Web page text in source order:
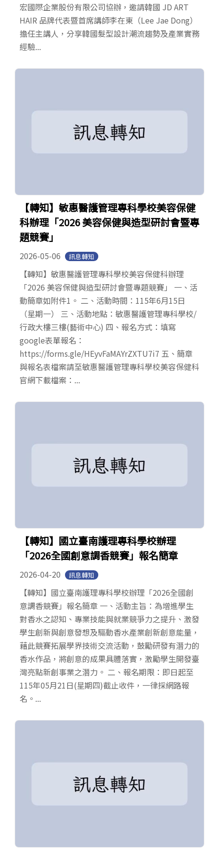
宏國際企業股份有限公司協辦，邀請韓國 JD ART
HAIR 品牌代表暨首席講師李在東（Lee Jae Dong）
擔任主講人，分享韓國髮型設計潮流趨勢及產業實務
經驗...
【轉知】敏惠醫護管理專科學校美容保健
科辦理「2026 美容保健與造型研討會暨專
題競賽」
2026-05-06 訊息轉知
【轉知】敏惠醫護管理專科學校美容保健科辦理
「2026 美容保健與造型研討會暨專題競賽」 一、活
動簡章如附件1。 二、活動時間：115年6月15日
（星期一） 三、活動地點：敏惠醫護管理專科學校/
行政大樓三樓(藝術中心) 四、報名方式：填寫
google表單報名：
https://forms.gle/HEyvFaMAYrZXTU7i7 五、簡章
與報名表檔案請至敏惠醫護管理專科學校美容保健科
官網下載檔案：...
【轉知】國立臺南護理專科學校辦理
「2026全國創意調香競賽」報名簡章
2026-04-20 訊息轉知
【轉知】國立臺南護理專科學校辦理「2026全國創
意調香競賽」報名簡章 一、活動主旨：為增進學生
對香水之認知、專業技能與就業競爭力之提升、激發
學生創新與創意發想及驅動香水產業創新創意能量，
藉此競賽拓展學界技術交流活動，鼓勵研發有潛力的
香水作品，將創意的成果具體落實，激勵學生開發臺
灣亮點新創事業之潛力。 二、報名期限：即日起至
115年05月21日(星期四)截止收件，一律採網路報
名。...